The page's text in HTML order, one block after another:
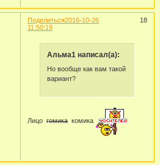
Поделиться 18
2016-10-26
11:50:19
Альма1 написал(а):
Но вообще как вам такой
вариант?
Лицо гомикакомика